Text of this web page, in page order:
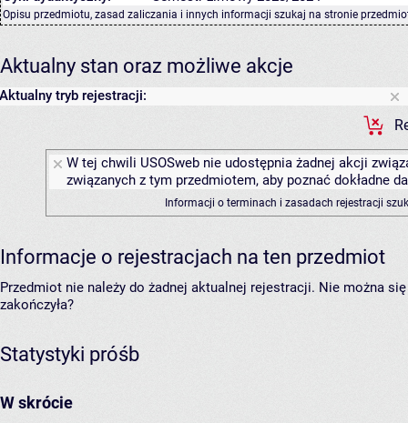
Opisu przedmiotu, zasad zaliczania i innych informacji szukaj na stronie
Aktualny stan oraz możliwe akcje
Aktualny tryb rejestracji:
W tej chwili USOSweb nie udostępnia żadnej akcji
związanych z tym przedmiotem, aby poznać dokładne
Informacji o terminach i zasadach rejestracji
Informacje o rejestracjach na ten przedmiot
Przedmiot nie należy do żadnej aktualnej rejestracji. Nie można
zakończyła?
Statystyki próśb
W skrócie